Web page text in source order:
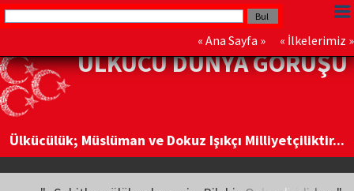
« Ana Sayfa » « İlkelerimiz »
ÜLKÜCÜ DÜNYA GÖRÜŞÜ
Ülkücülük; Müslüman ve Dokuz Işıkçı Milliyetçiliktir...